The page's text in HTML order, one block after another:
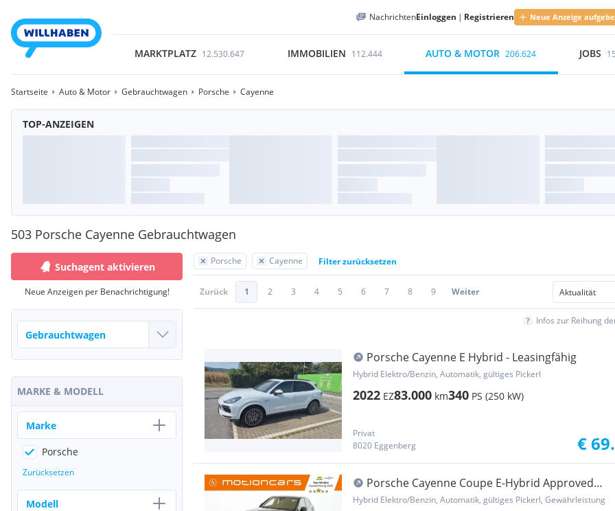
NachrichtenEinloggen | Registrieren Neue Anzeige
MARKTPLATZ 12.530.647 IMMOBILIEN 112.444 AUTO & MOTOR 206.624 JOBS
Startseite Auto & Motor Gebrauchtwagen Porsche Cayenne
TOP-ANZEIGEN
503 Porsche Cayenne Gebrauchtwagen
Porsche Cayenne Filter zurücksetzen
Zurück 1 2 3 4 5 6 7 8 9 Weiter
Infos zur Reihung
Porsche Cayenne E Hybrid - Leasingfähig
Hybrid Elektro/Benzin, Automatik, gültiges Pickerl
2022 EZ83.000 km340 PS (250 kW)
Privat
8020 Eggenberg
€
Porsche Cayenne Coupe E-Hybrid Approved
11/2026 Carbon
Hybrid Elektro/Benzin, Automatik, gültiges Pickerl, Gewährleistung
Suchagent aktivieren
Neue Anzeigen per Benachrichtigung!
MARKE & MODELL
Marke
Porsche
Zurücksetzen
Modell